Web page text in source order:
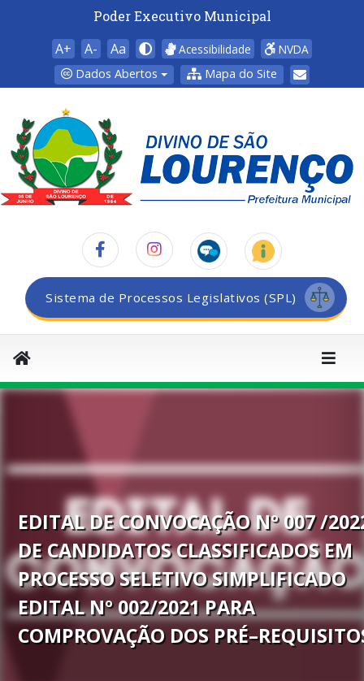
Poder Executivo Municipal
A+ A- Aa Acessibilidade
NVDA
Dados Abertos
Mapa do Site
Sistema de Processos Legislativos (SPL)
EDITAL DE CONVOCAÇÃO Nº 007 /
DE CANDIDATOS CLASSIFICADOS EM
PROCESSO SELETIVO SIMPLIFICADO
EDITAL Nº 002/2021 PARA
COMPROVAÇÃO DOS